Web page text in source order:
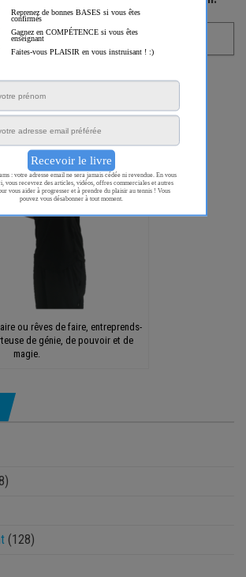
ou rêves de faire, entreprends-
de génie, de pouvoir et de
magie.
(128)